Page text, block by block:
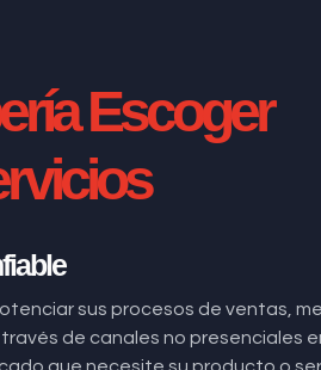
Escoger
sus procesos de ventas,
de canales no presenciales